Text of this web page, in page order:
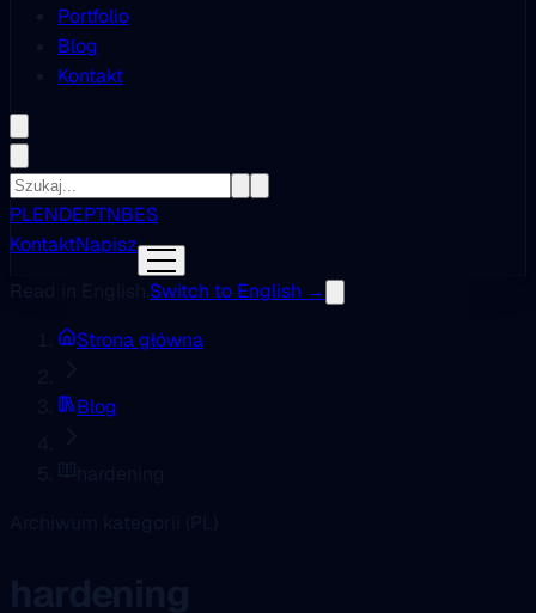
Portfolio
Blog
Kontakt
PLENDEPTNBES
KontaktNapisz
Switch to English →
Strona główna
Blog